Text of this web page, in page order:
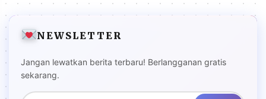
NEWSLETTER
Jangan lewatkan berita terbaru! Berlangganan gratis
sekarang.